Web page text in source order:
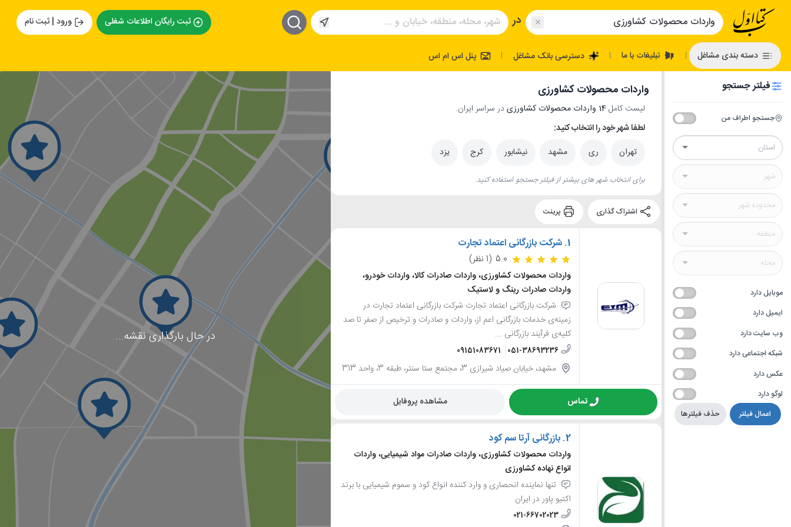
در ثبت رایگان اطلاعات شغلی ورود | ثبت نام
دسته بندی مشاغل | تبلیغات با ما | دسترسی بانک مشاغل | پنل اس ام اس
فیلتر جستجو
جستجو اطراف من
موبایل دارد
ایمیل دارد
وب سایت دارد
شبکه اجتماعی دارد
عکس دارد
لوگو دارد
حذف فیلترها
اعمال فیلتر
واردات محصولات کشاورزی
لیست کامل14 واردات محصولات کشاورزی
در سراسر ایران.
لطفا شهر خود را انتخاب کنید:
تهران
ری مشهد نیشابور کرج یزد
برای انتخاب شهر های بیشتر از فیلتر جستجو استفاده کنید.
1. شرکت بازرگانی اعتماد تجارت
5.0 (1 نظر)
واردات محصولات کشاورزی، واردات صادرات کالا، واردات خودرو،
واردات صادرات رینگ و لاستیک
شرکت بازرگانی اعتماد تجارت شرکت بازرگانی اعتماد تجارت در
زمینه‌ی خدمات بازرگانی اعم از، واردات و صادرات و ترخیص از صفر تا صد
کلیه‌ی فرآیند بازرگانی ...
051-38693236
09151083671
مشهد، خیابان صیاد شیرازی 3، مجتمع ستا سنتر، طبقه 3، واحد 313
تماس مشاهده پروفایل
2. بازرگانی آرتا سم کود
واردات محصولات کشاورزی، واردات صادرات مواد شیمیایی، واردات
انواع نهاده کشاورزی
تنها نماینده انحصاری و وارد کننده انواع کود و سموم شیمیایی با برند
اکتیو پاور در ایران
021-66702023
در حال بارگذاری نقشه...